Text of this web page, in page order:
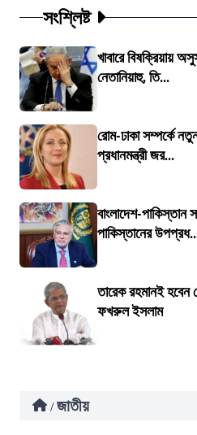
সংশ্লিষ্ট
খাবারে বিষক্রিয়ায়
নেতানিয়াহু, তি...
রোম-ঢাকা সম্পর্কে
প্রধানমন্ত্রী জর...
বাংলাদেশ-পাকিস্তান
পাকিস্তানের
তারেক রহমানই হবেন
ফখরুল ইসলাম
/ জাতীয়